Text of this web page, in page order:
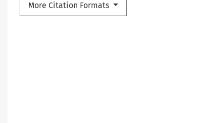
More Citation Formats